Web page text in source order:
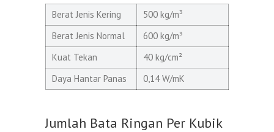
Berat Jenis Kering
500 kg/m³
Berat Jenis Normal
600 kg/m³
Kuat Tekan
40 kg/cm²
Daya Hantar Panas
0,14 W/mK
Jumlah Bata Ringan Per Kubik